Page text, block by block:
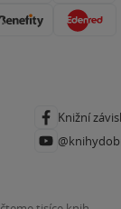
Knižní